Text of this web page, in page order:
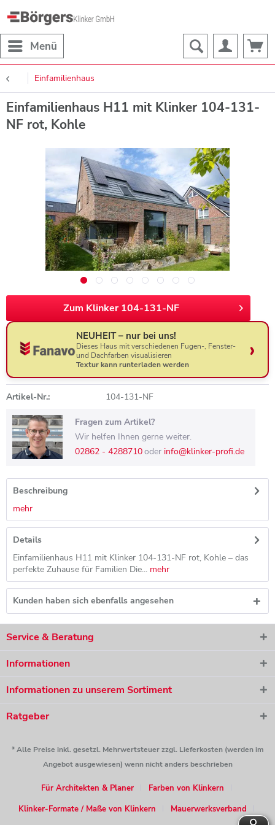
Menü
Einfamilienhaus
Einfamilienhaus H11 mit Klinker 104-131-
NF rot, Kohle
Zum Klinker 104-131-NF
NEUHEIT – nur bei uns!
Dieses Haus mit verschiedenen Fugen-, Fenster-
und Dachfarben visualisieren
Textur kann runterladen werden
Artikel-Nr.: 104-131-NF
Fragen zum Artikel?
Wir helfen Ihnen gerne weiter.
02862 - 4288710oder info@klinker-profi.de
Beschreibung
mehr
Details
Einfamilienhaus H11 mit Klinker 104-131-NF rot, Kohle – das
perfekte Zuhause für Familien Die... mehr
Kunden haben sich ebenfalls angesehen
Service & Beratung
Informationen
Informationen zu unserem Sortiment
Ratgeber
* Alle Preise inkl. gesetzl. Mehrwertsteuer zzgl. Lieferkosten (werden im
Angebot ausgewiesen) wenn nicht anders beschrieben
Für Architekten & Planer
Farben von Klinkern
Klinker-Formate / Maße von Klinkern
Mauerwerksverband